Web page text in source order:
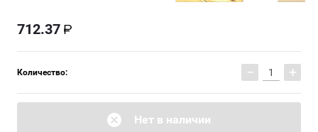
712.37
Количество: − +
Нет в наличии